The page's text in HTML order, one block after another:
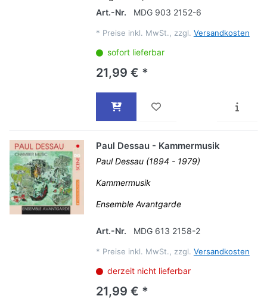
Art.-Nr.
MDG 903 2152-6
* Preise inkl. MwSt., zzgl. Versandkosten
sofort lieferbar
21,99 € *
Paul Dessau - Kammermusik
Paul Dessau (1894 - 1979)
Kammermusik
Ensemble Avantgarde
Art.-Nr. MDG 613 2158-2
* Preise inkl. MwSt., zzgl. Versandkosten
derzeit nicht lieferbar
21,99 € *